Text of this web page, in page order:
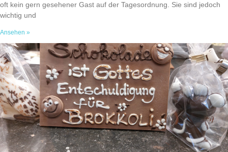
oft kein gern gesehener Gast auf der Tagesordnung. Sie sind jedoch
wichtig und
Ansehen »